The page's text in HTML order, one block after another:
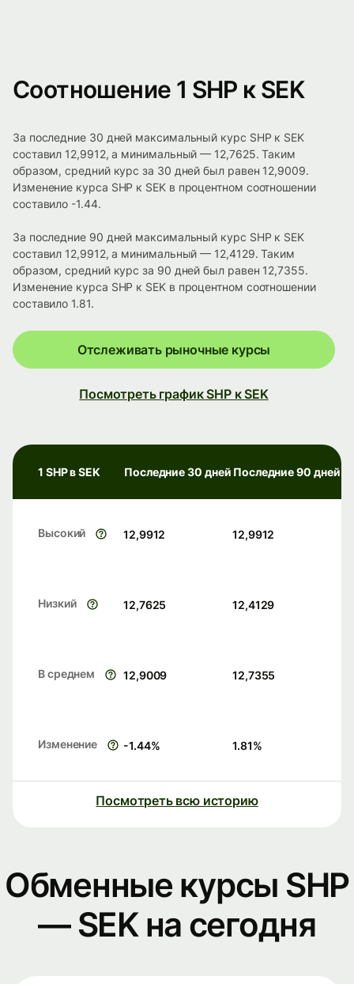
Соотношение 1 SHP к SEK
За последние 30 дней максимальный курс SHP к SEK
составил 12,9912, а минимальный — 12,7625. Таким
образом, средний курс за 30 дней был равен 12,9009.
Изменение курса SHP к SEK в процентном соотношении
составило -1.44.
За последние 90 дней максимальный курс SHP к SEK
составил 12,9912, а минимальный — 12,4129. Таким
образом, средний курс за 90 дней был равен 12,7355.
Изменение курса SHP к SEK в процентном соотношении
составило 1.81.
Отслеживать рыночные курсы
Посмотреть график SHP к SEK
1 SHP в SEK Последние 30 дней Последние 90 дней
Высокий 12,9912 12,9912
Низкий 12,7625 12,4129
В среднем 12,9009 12,7355
Изменение -1.44% 1.81%
Посмотреть всю историю
Обменные курсы SHP
— SEK на сегодня